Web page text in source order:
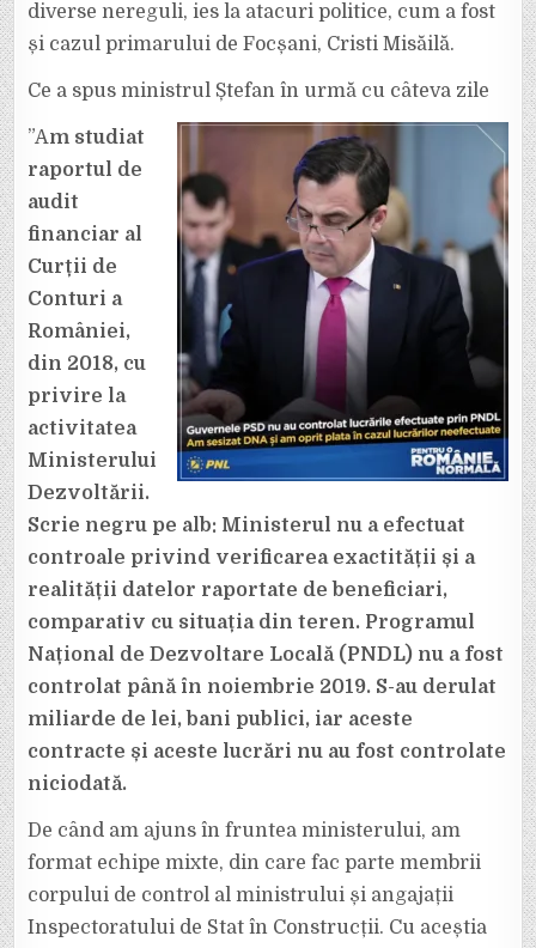
diverse nereguli, ies la atacuri politice, cum a fost
și cazul primarului de Focșani, Cristi Misăilă.
Ce a spus ministrul Ștefan în urmă cu câteva zile
”Am studiat
raportul de
audit
financiar al
Curții de
Conturi a
României,
din 2018, cu
privire la
activitatea
Ministerului
Dezvoltării.
Scrie negru pe alb: Ministerul nu a efectuat
controale privind verificarea exactității și a
realității datelor raportate de beneficiari,
comparativ cu situația din teren. Programul
Național de Dezvoltare Locală (PNDL) nu a fost
controlat până în noiembrie 2019. S-au derulat
miliarde de lei, bani publici, iar aceste
contracte și aceste lucrări nu au fost controlate
niciodată.
De când am ajuns în fruntea ministerului, am
format echipe mixte, din care fac parte membrii
corpului de control al ministrului și angajații
Inspectoratului de Stat în Construcții. Cu aceștia